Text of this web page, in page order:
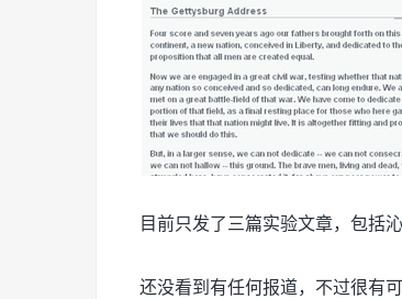
目前只发了三篇实验文章，包括
还没看到有任何报道，不过很有